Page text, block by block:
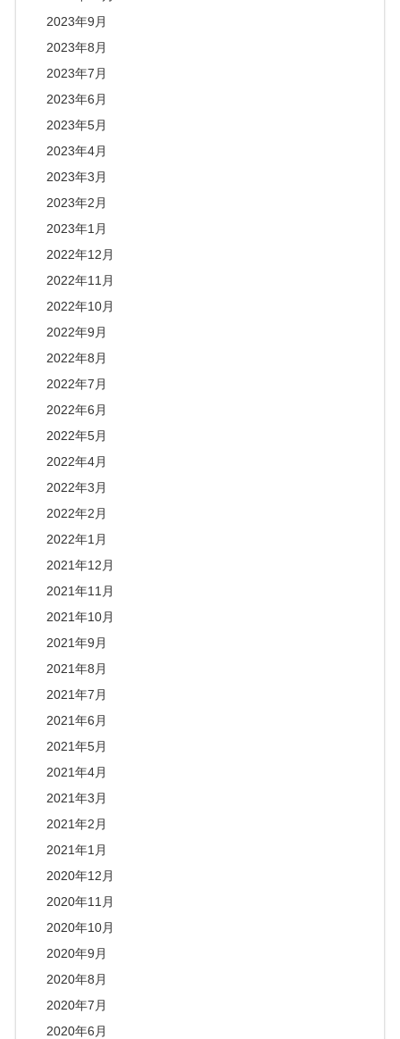
2023年9月
2023年8月
2023年7月
2023年6月
2023年5月
2023年4月
2023年3月
2023年2月
2023年1月
2022年12月
2022年11月
2022年10月
2022年9月
2022年8月
2022年7月
2022年6月
2022年5月
2022年4月
2022年3月
2022年2月
2022年1月
2021年12月
2021年11月
2021年10月
2021年9月
2021年8月
2021年7月
2021年6月
2021年5月
2021年4月
2021年3月
2021年2月
2021年1月
2020年12月
2020年11月
2020年10月
2020年9月
2020年8月
2020年7月
2020年6月